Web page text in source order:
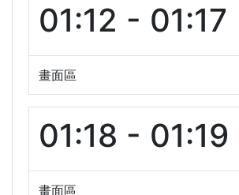
01:12 - 01:17
畫面區
01:18 - 01:19
畫面區